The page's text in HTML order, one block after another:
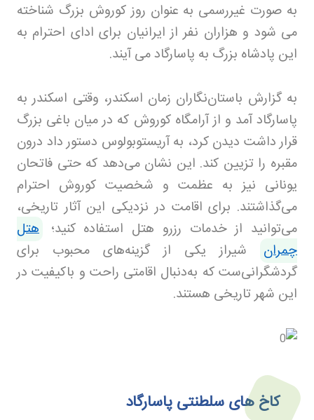
به صورت غیررسمی به عنوان روز کوروش بزرگ شناخته
می شود و هزاران نفر از ایرانیان برای ادای احترام به
این پادشاه بزرگ به پاسارگاد می آیند.
به گزارش باستان‌نگاران زمان اسکندر، وقتی اسکندر به
پاسارگاد آمد و از آرامگاه کوروش که در میان باغی بزرگ
قرار داشت دیدن کرد، به آریستوبولوس دستور داد درون
مقبره را تزیین کند. این نشان می‌دهد که حتی فاتحان
یونانی نیز به عظمت و شخصیت کوروش احترام
می‌گذاشتند. برای اقامت در نزدیکی این آثار تاریخی،
می‌توانید از خدمات رزرو هتل استفاده کنید؛ هتل
چمران
شیراز یکی از گزینه‌های محبوب برای
گردشگرانی‌ست که به‌دنبال اقامتی راحت و باکیفیت در
این شهر تاریخی هستند.
کاخ های سلطنتی پاسارگاد